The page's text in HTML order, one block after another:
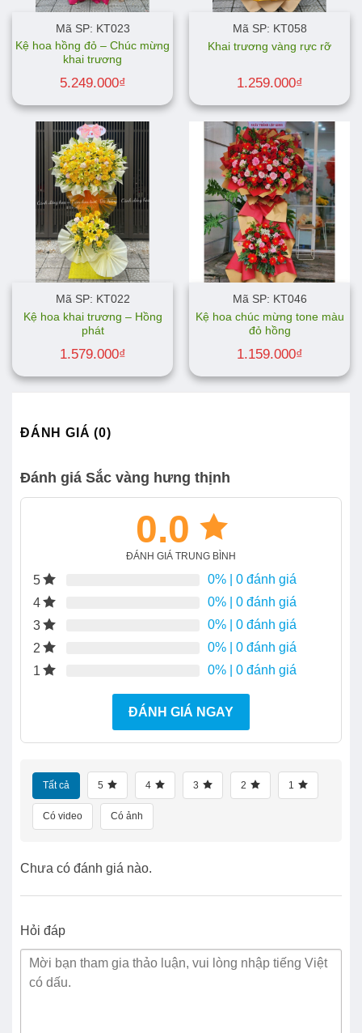
Mã SP: KT023
Kệ hoa hồng đỏ – Chúc mừng
khai trương
5.249.000₫
Mã SP: KT058
Khai trương vàng rực rỡ
1.259.000₫
Mã SP: KT022
Kệ hoa khai trương – Hồng
phát
1.579.000₫
Mã SP: KT046
Kệ hoa chúc mừng tone màu
đỏ hồng
1.159.000₫
ĐÁNH GIÁ (0)
Đánh giá Sắc vàng hưng thịnh
0.0
ĐÁNH GIÁ TRUNG BÌNH
5 0% | 0 đánh giá
4
0% | 0 đánh giá
3
0% | 0 đánh giá
2
0% | 0 đánh giá
1
0% | 0 đánh giá
ĐÁNH GIÁ NGAY
Tất cả 5 4 3 2 1
Có video Có ảnh
Chưa có đánh giá nào.
Hỏi đáp